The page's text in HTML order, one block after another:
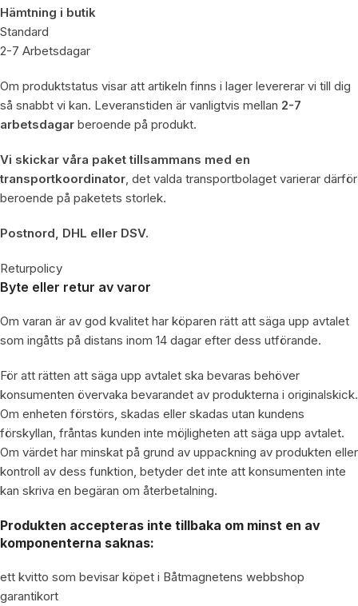
Hämtning i butik
Standard
2-7 Arbetsdagar
Om produktstatus visar att artikeln finns i lager levererar vi till dig
så snabbt vi kan. Leveranstiden är vanligtvis mellan 2-7
arbetsdagar beroende på produkt.
Vi skickar våra paket tillsammans med en
transportkoordinator , det valda transportbolaget varierar därför
beroende på paketets storlek.
Postnord, DHL eller DSV.
Returpolicy
Byte eller retur av varor
Om varan är av god kvalitet har köparen rätt att säga upp avtalet
som ingåtts på distans inom 14 dagar efter dess utförande.
För att rätten att säga upp avtalet ska bevaras behöver
konsumenten övervaka bevarandet av produkterna i originalskick.
Om enheten förstörs, skadas eller skadas utan kundens
förskyllan, fråntas kunden inte möjligheten att säga upp avtalet.
Om värdet har minskat på grund av uppackning av produkten eller
kontroll av dess funktion, betyder det inte att konsumenten inte
kan skriva en begäran om återbetalning.
Produkten accepteras inte tillbaka om minst en av
komponenterna saknas:
ett kvitto som bevisar köpet i Båtmagnetens webbshop
garantikort